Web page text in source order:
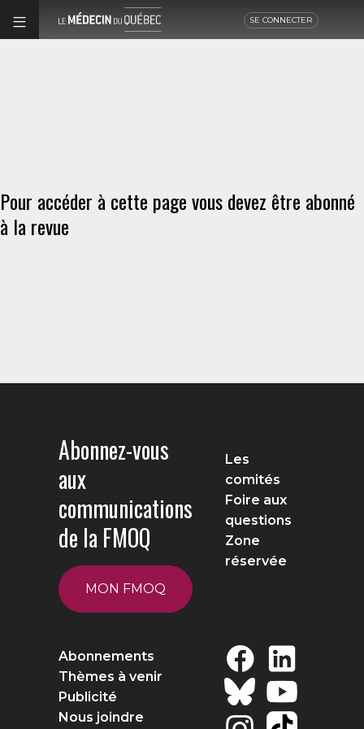
SE CONNECTER
Pour accéder à cette page vous devez être abonné
à la revue
Abonnez-vous
aux
communications
de la FMOQ
MON FMOQ
Les
comités
Foire aux
questions
Zone
réservée
Abonnements
Thèmes à venir
Publicité
Nous joindre